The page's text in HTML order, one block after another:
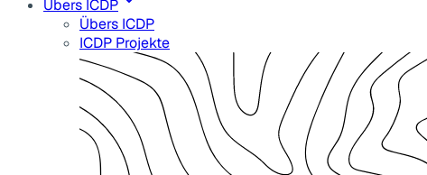
Übers ICDP
Übers ICDP
ICDP Projekte